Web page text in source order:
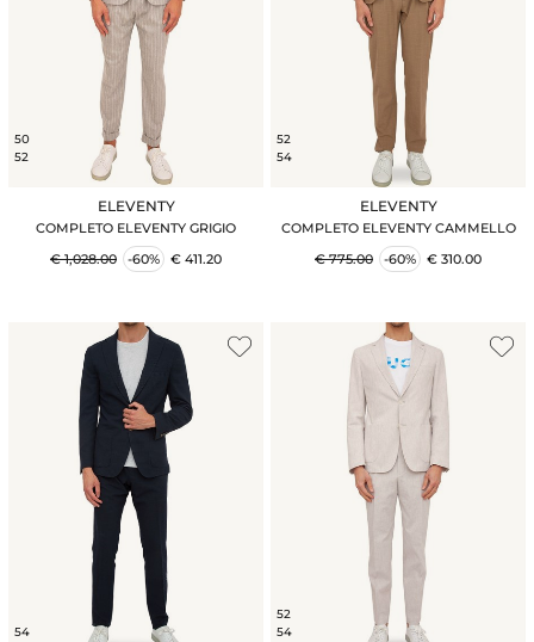
50
52
ELEVENTY
COMPLETO ELEVENTY GRIGIO
€ 1,028.00
-60% € 411.20
52
54
ELEVENTY
COMPLETO ELEVENTY CAMMELLO
€ 775.00
-60% € 310.00
54
52
54